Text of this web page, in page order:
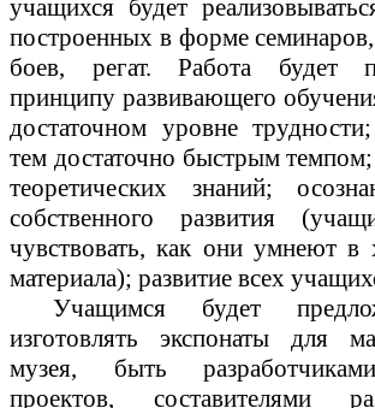
учащихся будет
построенных в форме
боев, регат. Работа будет
принципу развивающего
достаточном уровне
тем достаточно быстрым
теоретических знаний;
собственного развития
чувствовать, как они умнеют в
материала); развитие всех
Учащимся будет
изготовлять экспонаты для
музея, быть
проектов, составителями